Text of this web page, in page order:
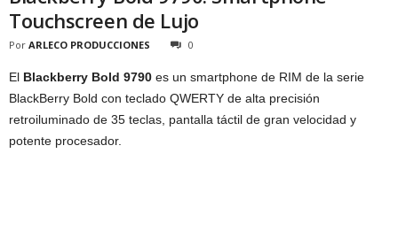
Touchscreen de Lujo
Por ARLECO PRODUCCIONES 0
El Blackberry Bold 9790 es un smartphone de RIM de la serie
BlackBerry Bold con teclado QWERTY de alta precisión
retroiluminado de 35 teclas, pantalla táctil de gran velocidad y
potente procesador.